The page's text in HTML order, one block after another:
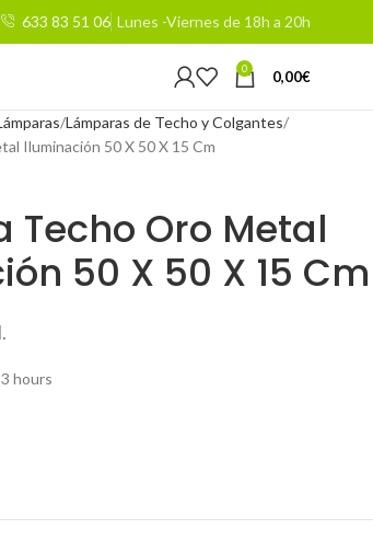
633 83 51 06 Lunes -Viernes de 18h a 20h
0 0,00€
Lámparas de Techo y Colgantes
Iluminación 50 X 50 X 15 Cm
Techo Oro Metal
50 X 50 X 15 Cm
hours